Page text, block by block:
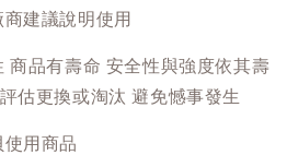
建議說明使用
商品有壽命 安全性與強度依其壽
估更換或淘汰 避免憾事發生
用商品